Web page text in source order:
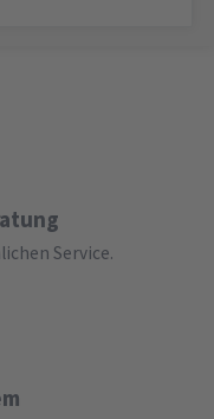
Service.